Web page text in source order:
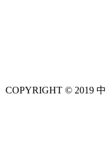
COPYRIGHT © 2019 中